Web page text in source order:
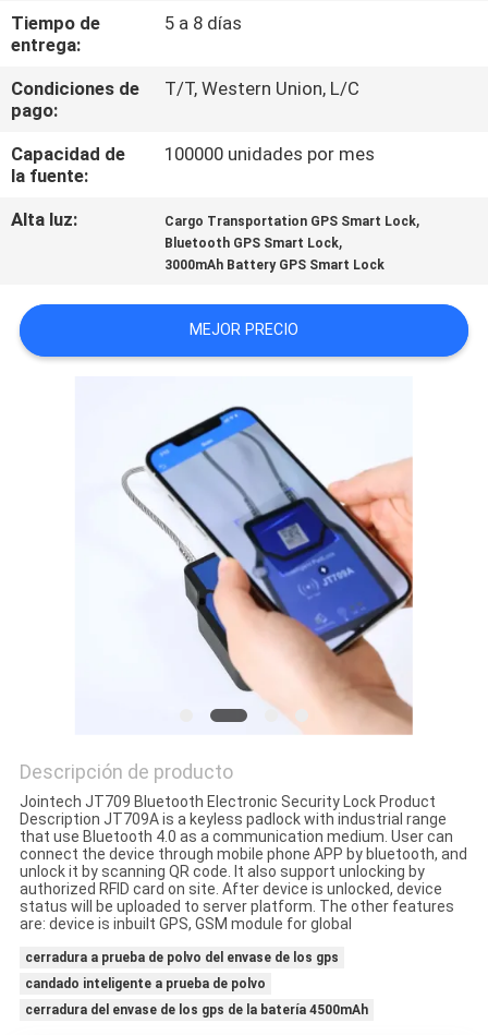
FÁBRICA
CONTROL
DE
CALIDAD
CONTACTO
CON
POLICY
Tiempo de
entrega:
5 a 8 días
Condiciones de
pago:
T/T, Western Union, L/C
Capacidad de
la fuente:
100000 unidades por mes
Alta luz: Cargo Transportation GPS Smart Lock,
Bluetooth GPS Smart Lock,
3000mAh Battery GPS Smart Lock
MEJOR PRECIO
Descripción de producto
Jointech JT709 Bluetooth Electronic Security Lock Product
Description JT709A is a keyless padlock with industrial range
that use Bluetooth 4.0 as a communication medium. User can
connect the device through mobile phone APP by bluetooth, and
unlock it by scanning QR code. It also support unlocking by
authorized RFID card on site. After device is unlocked, device
status will be uploaded to server platform. The other features
are: device is inbuilt GPS, GSM module for global
cerradura a prueba de polvo del envase de los gps
candado inteligente a prueba de polvo
cerradura del envase de los gps de la batería 4500mAh